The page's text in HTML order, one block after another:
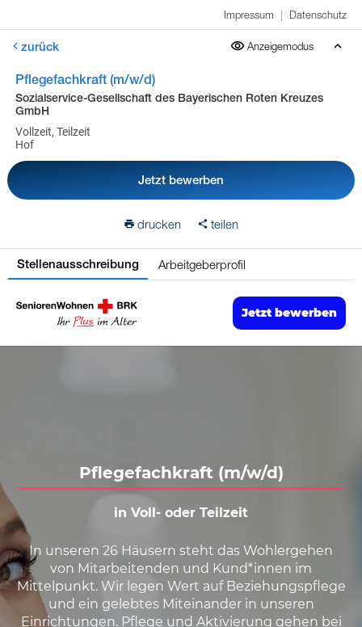
Impressum | Datenschutz
zurück Anzeigemodus
Pflegefachkraft (m/w/d)
Sozialservice-Gesellschaft des Bayerischen Roten Kreuzes
GmbH
Vollzeit, Teilzeit
Hof
Jetzt bewerben
drucken teilen
Stellenausschreibung Arbeitgeberprofil